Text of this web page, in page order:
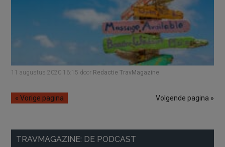
11 augustus 2020 16:15 door Redactie TravMagazine
« Vorige pagina Volgende pagina »
Primaire
TRAVMAGAZINE: DE PODCAST